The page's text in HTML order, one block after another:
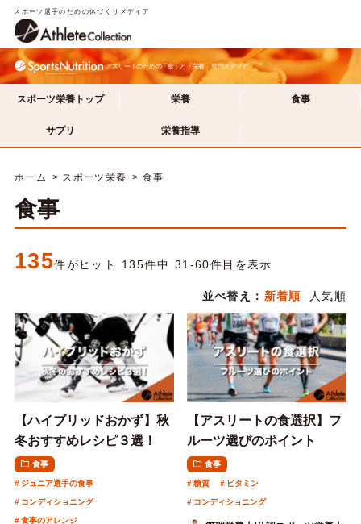
スポーツ選手のための体づくりメディア
アスリートのための「食」と「栄養」専門メディア
スポーツ栄養トップ 栄養 食事
サプリ 栄養指導
ホーム スポーツ栄養 食事
食事
135件がヒット 135件中 31-60件目を表示
並べ替え： 新着順 人気順
【ハイブリッドおかず】秋
冬おすすめレシピ３選！
食事
ジュニア選手の食事
コンディショニング
食事のアレンジ
【アスリートの食選択】フ
ルーツ選びのポイント
食事
糖質 ビタミン
コンディショニング